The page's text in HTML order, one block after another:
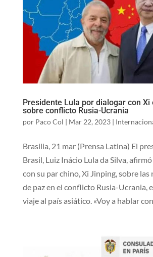
Presidente Lula por dialogar con Xi
sobre conflicto Rusia-Ucrania
por Paco Col | Mar 22, 2023|
Brasilia, 21 mar (Prensa Latina) El
Brasil, Luiz Inácio Lula da Silva,
con su par chino, Xi Jinping, sobre las
de paz en el conflicto Rusia-Ucrania,
viaje al país asiático. «Voy a hablar con